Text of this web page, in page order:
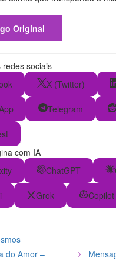
Original
redes sociais
X (Twitter)
Telegram
com IA
ChatGPT
Grok Copilot
do Amor –